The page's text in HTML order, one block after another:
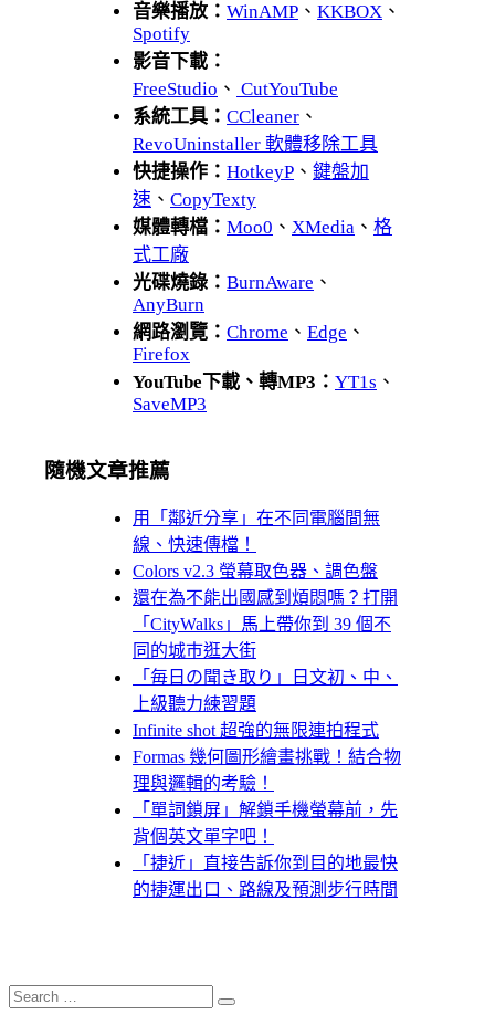
音樂播放： WinAMP 、 KKBOX 、
Spotify
影音下載：
FreeStudio 、 CutYouTube
系統工具： CCleaner 、
RevoUninstaller 軟體移除工具
快捷操作： HotkeyP 、 鍵盤加
速 、 CopyTexty
媒體轉檔： Moo0 、 XMedia 、 格
式工廠
光碟燒錄： BurnAware 、
AnyBurn
網路瀏覽： Chrome 、 Edge 、
Firefox
YouTube下載、轉MP3： YT1s 、
SaveMP3
隨機文章推薦
用「鄰近分享」在不同電腦間無
線、快速傳檔！
Colors v2.3 螢幕取色器、調色盤
還在為不能出國感到煩悶嗎？打開
「CityWalks」馬上帶你到 39 個不
同的城巿逛大街
「毎日の聞き取り」日文初、中、
上級聽力練習題
Infinite shot 超強的無限連拍程式
Formas 幾何圖形繪畫挑戰！結合物
理與邏輯的考驗！
「單詞鎖屏」解鎖手機螢幕前，先
背個英文單字吧！
「捷近」直接告訴你到目的地最快
的捷運出口、路線及預測步行時間
Search
for:
Search